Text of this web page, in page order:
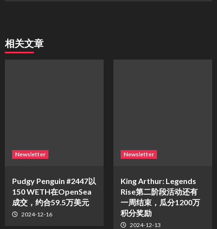
相关文章
Newsletter
Pudgy Penguin #2447以
150 WETH在OpenSea
成交，约合59.5万美元
2024-12-16
Newsletter
King Arthur: Legends
Rise第二阶段活动还有
一周结束，瓜分1200万
积分奖励
2024-12-13